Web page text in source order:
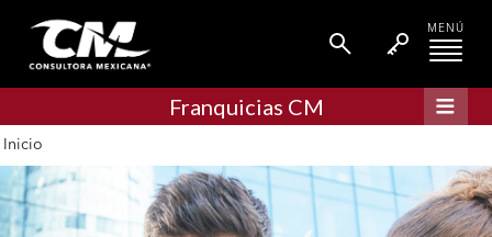
MENÚ
Franquicias CM
Inicio